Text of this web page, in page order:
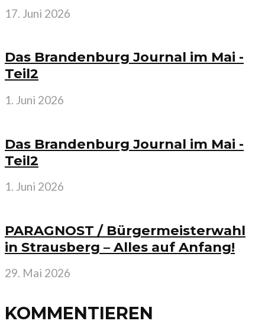
17. Juni 2026
Das Brandenburg Journal im Mai -
Teil2
1. Juni 2026
Das Brandenburg Journal im Mai -
Teil2
1. Juni 2026
PARAGNOST / Bürgermeisterwahl
in Strausberg – Alles auf Anfang!
29. Mai 2026
KOMMENTIEREN